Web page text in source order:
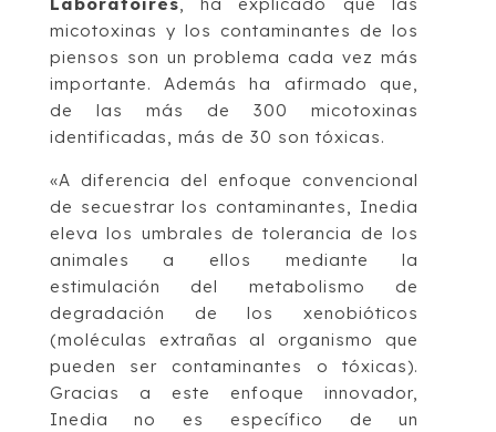
micotoxinas y los contaminantes de los
piensos son un problema cada vez más
importante. Además ha afirmado que,
de las más de 300 micotoxinas
identificadas, más de 30 son tóxicas.
«A diferencia del enfoque convencional
de secuestrar los contaminantes, Inedia
eleva los umbrales de tolerancia de los
animales a ellos mediante la
estimulación del metabolismo de
degradación de los xenobióticos
(moléculas extrañas al organismo que
pueden ser contaminantes o tóxicas).
Gracias a este enfoque innovador,
Inedia no es específico de un